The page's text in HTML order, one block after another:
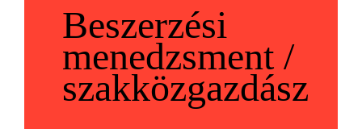
Beszerzési
menedzsment /
szakközgazdász​